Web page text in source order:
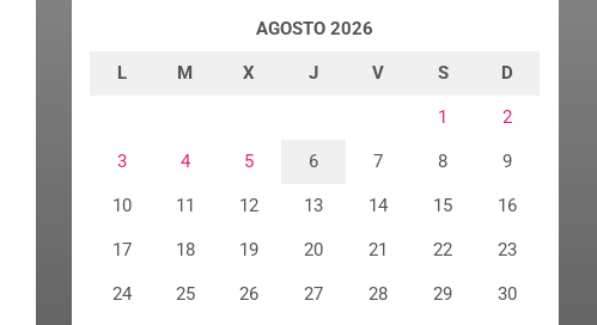
AGOSTO 2026
L M X J V S D
1 2
3 4 5 6 7 8 9
10 11 12 13 14 15 16
17 18 19 20 21 22 23
24 25 26 27 28 29 30